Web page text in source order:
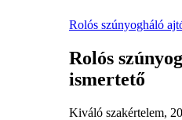
Rolós szúnyogháló
Rolós
ismertető
Kiváló szakértelem,